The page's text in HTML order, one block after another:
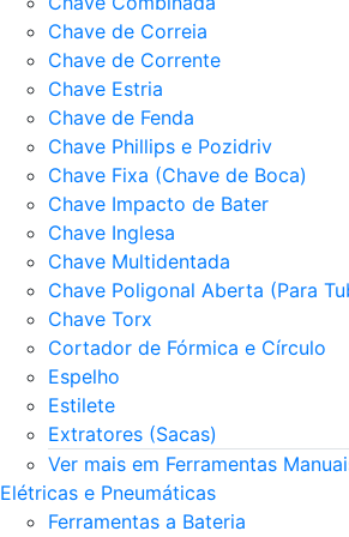
Chave de Correia
Chave de Corrente
Chave Estria
Chave de Fenda
Chave Phillips e Pozidriv
Chave Fixa (Chave de Boca)
Chave Impacto de Bater
Chave Inglesa
Chave Multidentada
Chave Poligonal Aberta (Para
Chave Torx
Cortador de Fórmica e Círculo
Espelho
Estilete
Extratores (Sacas)
Ver mais em Ferramentas
Elétricas e Pneumáticas
Ferramentas a Bateria